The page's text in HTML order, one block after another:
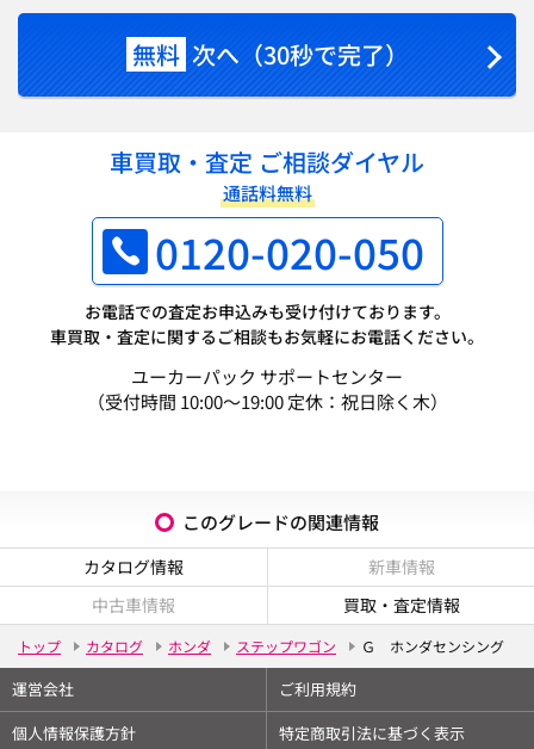
無料 次へ（30秒で完了）
車買取・査定 ご相談ダイヤル
通話料無料
0120-020-050
お電話での査定お申込みも受け付けております。
車買取・査定に関するご相談もお気軽にお電話ください。
ユーカーパック サポートセンター
（受付時間 10:00～19:00 定休：祝日除く木）
このグレードの関連情報
カタログ情報
新車情報
中古車情報
買取・査定情報
トップ カタログ ホンダ ステップワゴン Ｇ ホンダセンシング
運営会社
ご利用規約
個人情報保護方針
特定商取引法に基づく表示